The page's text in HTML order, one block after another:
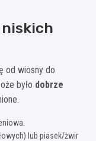
od wiosny do
było dobrze
lub piasek/żwir